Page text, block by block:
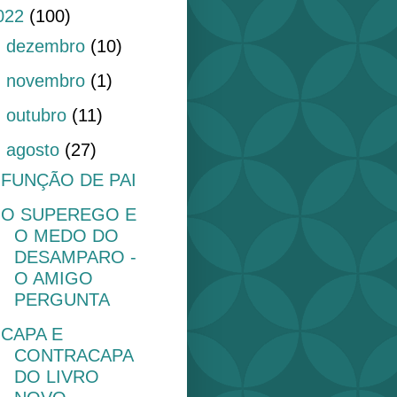
(100)
dezembro (10)
novembro (1)
outubro (11)
agosto (27)
FUNÇÃO DE PAI
O SUPEREGO E
O MEDO DO
DESAMPARO -
O AMIGO
PERGUNTA
CAPA E
CONTRACAPA
DO LIVRO